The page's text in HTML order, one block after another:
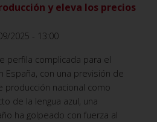
y eleva los precios
2025 - 13:00
perfila complicada para el
con una previsión de
producción nacional como
de la lengua azul, una
ha golpeado con fuerza al